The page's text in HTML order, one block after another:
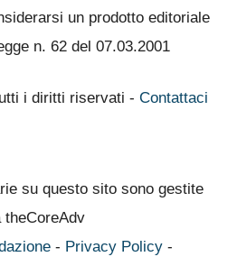
un prodotto editoriale
n. 62 del 07.03.2001
i diritti riservati - Contattaci
su questo sito sono gestite
theCoreAdv
- Privacy Policy-